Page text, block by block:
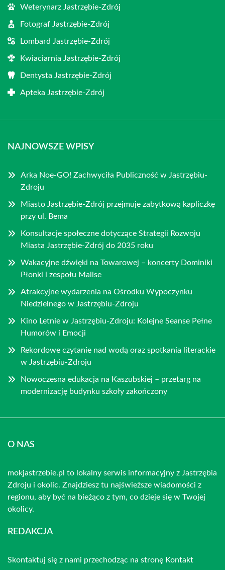
Weterynarz Jastrzębie-Zdrój
Fotograf Jastrzębie-Zdrój
Lombard Jastrzębie-Zdrój
Kwiaciarnia Jastrzębie-Zdrój
Dentysta Jastrzębie-Zdrój
Apteka Jastrzębie-Zdrój
NAJNOWSZE WPISY
Arka Noe-GO! Zachwyciła Publiczność w Jastrzębiu-
Zdroju
Miasto Jastrzębie-Zdrój przejmuje zabytkową kapliczkę
przy ul. Bema
Konsultacje społeczne dotyczące Strategii Rozwoju
Miasta Jastrzębie-Zdrój do 2035 roku
Wakacyjne dźwięki na Towarowej – koncerty Dominiki
Płonki i zespołu Malise
Atrakcyjne wydarzenia na Ośrodku Wypoczynku
Niedzielnego w Jastrzębiu-Zdroju
Kino Letnie w Jastrzębiu-Zdroju: Kolejne Seanse Pełne
Humorów i Emocji
Rekordowe czytanie nad wodą oraz spotkania literackie
w Jastrzębiu-Zdroju
Nowoczesna edukacja na Kaszubskiej – przetarg na
modernizację budynku szkoły zakończony
O NAS
mokjastrzebie.pl to lokalny serwis informacyjny z Jastrzębia
Zdroju i okolic. Znajdziesz tu najświeższe wiadomości z
regionu, aby być na bieżąco z tym, co dzieje się w Twojej
okolicy.
REDAKCJA
Skontaktuj się z nami przechodząc na stronę Kontakt